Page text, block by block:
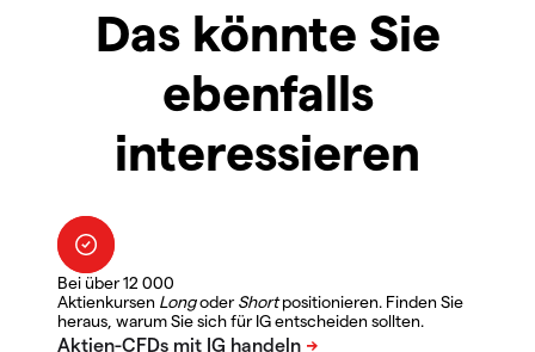
Das könnte Sie
ebenfalls
interessieren
Bei über 12 000
Aktienkursen LongoderShortpositionieren. Finden Sie
heraus, warum Sie sich für IG entscheiden sollten.